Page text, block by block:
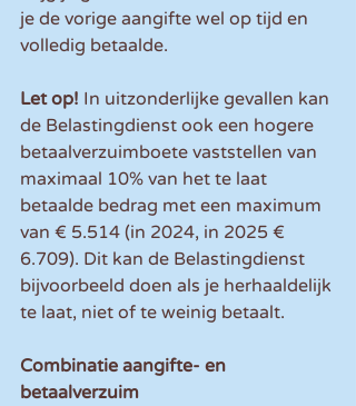
je de vorige aangifte wel op tijd en
volledig betaalde.
Let op! In uitzonderlijke gevallen kan
de Belastingdienst ook een hogere
betaalverzuimboete vaststellen van
maximaal 10% van het te laat
betaalde bedrag met een maximum
van € 5.514 (in 2024, in 2025 €
6.709). Dit kan de Belastingdienst
bijvoorbeeld doen als je herhaaldelijk
te laat, niet of te weinig betaalt.
Combinatie aangifte- en
betaalverzuim